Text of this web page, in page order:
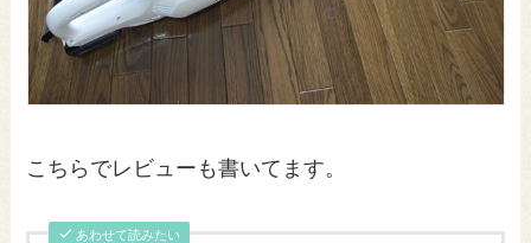
こちらでレビューも書いてます。
あわせて読みたい